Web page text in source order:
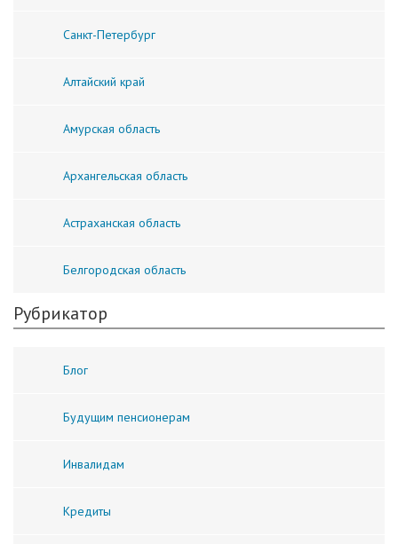
Санкт-Петербург
Алтайский край
Амурская область
Архангельская область
Астраханская область
Белгородская область
Рубрикатор
Блог
Будущим пенсионерам
Инвалидам
Кредиты